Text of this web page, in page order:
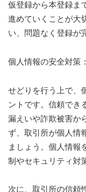
仮登録から本登録ま
進めていくことが大
い、問題なく登録が
個人情報の安全対策
せどりを行う上で、
ントです。信頼でき
漏えいや詐欺被害か
ず、取引所が個人情
ましょう。個人情報
制やセキュリティ対
次に、取引所の信頼